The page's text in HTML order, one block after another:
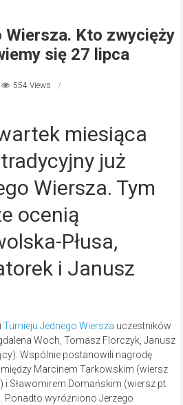
Wiersza. Kto zwycięży
się 27 lipca
554 Views
miesiąca
już
Wiersza. Tym
ocenią
Płusa,
i Janusz
Turnieju Jednego Wiersza uczestników
Woch, Tomasz Florczyk, Janusz
Wspólnie postanowili nagrodę
Marcinem Tarkowskim (wiersz
i Sławomirem Domańskim (wiersz pt.
Ponadto wyróżniono Jerzego